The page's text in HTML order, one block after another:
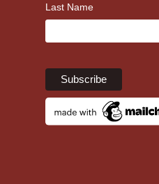
Last Name